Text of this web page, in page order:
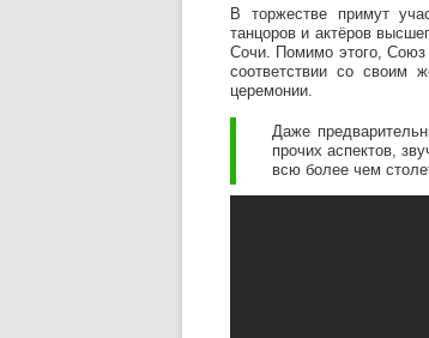
В торжестве примут
танцоров и актёров
Сочи. Помимо этого, Союз
соответствии со своим
церемонии.
Даже
прочих аспектов,
всю более чем